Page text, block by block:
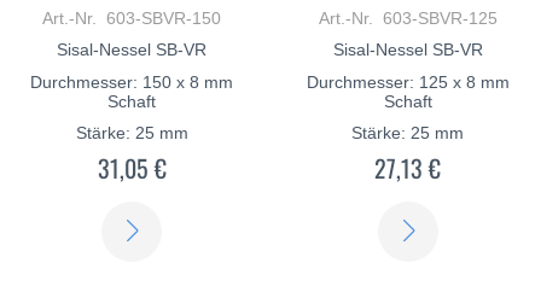
Art.-Nr. 603-SBVR-150
Sisal-Nessel SB-VR
Durchmesser: 150 x 8 mm
Schaft
Stärke: 25 mm
31,05 €
Art.-Nr. 603-SBVR-125
Sisal-Nessel SB-VR
Durchmesser: 125 x 8 mm
Schaft
Stärke: 25 mm
27,13 €